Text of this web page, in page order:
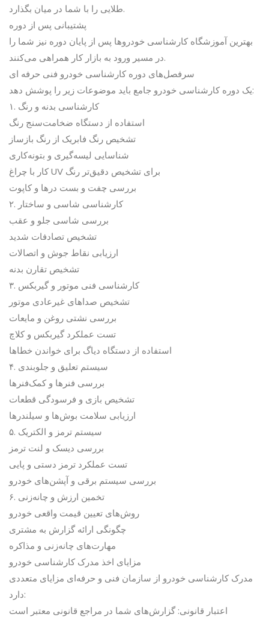
طلایی را با شما در میان بگذارد.
پشتیبانی پس از دوره
بهترین آموزشگاه کارشناسی خودروها پس از پایان دوره نیز شما را
در مسیر ورود به بازار کار همراهی می‌کنند.
سرفصل‌های دوره کارشناسی خودرو فنی حرفه ای
یک دوره کارشناسی خودرو جامع باید موضوعات زیر را پوشش دهد:
۱. کارشناسی بدنه و رنگ
استفاده از دستگاه ضخامت‌سنج رنگ
تشخیص رنگ فابریک از رنگ بازساز
شناسایی لیسه‌گیری و بتونه‌کاری
کار با چراغ UV برای تشخیص دقیق‌تر رنگ
بررسی چفت و بست درها و کاپوت
۲. کارشناسی شاسی و ساختار
بررسی شاسی جلو و عقب
تشخیص تصادفات شدید
ارزیابی نقاط جوش و اتصالات
تشخیص تقارن بدنه
۳. کارشناسی فنی موتور و گیربکس
تشخیص صداهای غیرعادی موتور
بررسی نشتی روغن و مایعات
تست عملکرد گیربکس و کلاچ
استفاده از دستگاه دیاگ برای خواندن خطاها
۴. سیستم تعلیق و جلوبندی
بررسی فنرها و کمک‌فنرها
تشخیص بازی و فرسودگی قطعات
ارزیابی سلامت بوش‌ها و سیلندرها
۵. سیستم ترمز و الکتریک
بررسی دیسک و لنت ترمز
تست عملکرد ترمز دستی و پایی
بررسی سیستم برقی و آپشن‌های خودرو
۶. تخمین ارزش و چانه‌زنی
روش‌های تعیین قیمت واقعی خودرو
چگونگی ارائه گزارش به مشتری
مهارت‌های چانه‌زنی و مذاکره
مزایای اخذ مدرک کارشناسی خودرو
مدرک کارشناسی خودرو از سازمان فنی و حرفه‌ای مزایای متعددی
دارد:
اعتبار قانونی: گزارش‌های شما در مراجع قانونی معتبر است